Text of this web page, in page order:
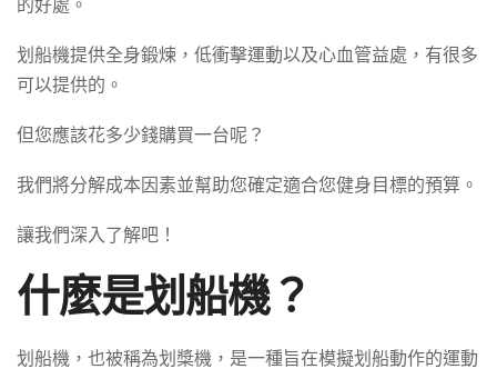
划船機提供全身鍛煉，低衝擊運動以及心血管益處，有很多
可以提供的。
但您應該花多少錢購買一台呢？
我們將分解成本因素並幫助您確定適合您健身目標的預算。
讓我們深入了解吧！
什麼是划船機？
划船機，也被稱為划槳機，是一種旨在模擬划船動作的運動